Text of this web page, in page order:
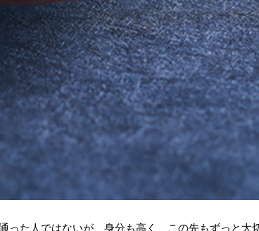
った人ではないが、身分も高く、この先もずっと大